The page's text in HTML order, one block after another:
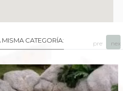
CATEGORÍA: prev next